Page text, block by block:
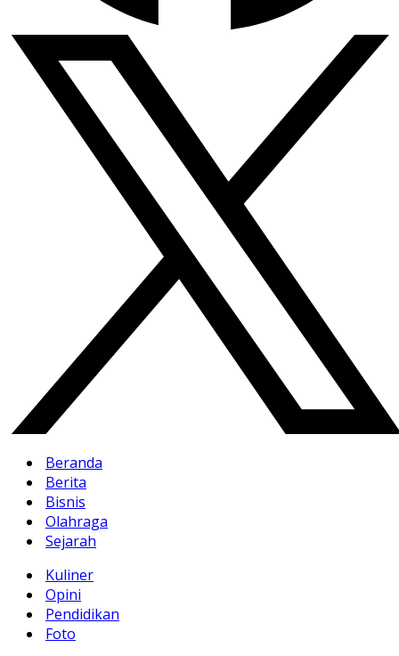
Beranda
Berita
Bisnis
Olahraga
Sejarah
Kuliner
Opini
Pendidikan
Foto